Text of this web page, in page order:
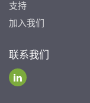
支持
加入我们
联系我们